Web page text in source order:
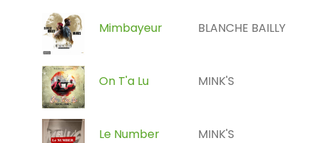
Mimbayeur BLANCHE BAILLY
On T'a Lu MINK'S
Le Number MINK'S